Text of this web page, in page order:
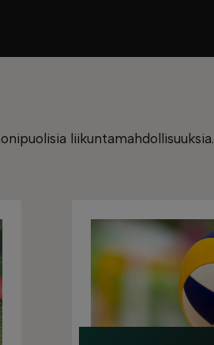
liikuntamahdollisuuksia.